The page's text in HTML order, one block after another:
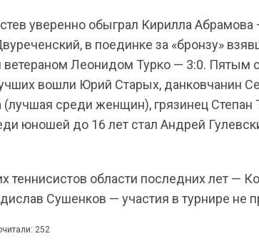
уверенно обыграл Кирилла Абрамова
в поединке за «бронзу»
ветераном Леонидом Турко — 3:0. Пятым
вошли Юрий Старых, данковчанин
среди женщин), грязинец Степан
юношей до 16 лет стал Андрей
теннисистов области последних лет —
Сушенков — участия в турнире не
252